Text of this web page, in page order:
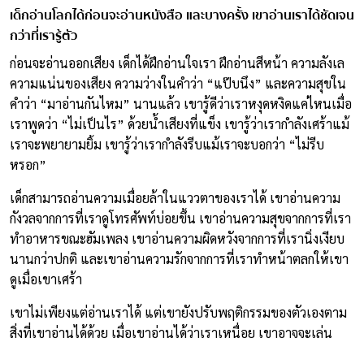
เด็กอ่านโลกได้ก่อนจะอ่านหนังสือ และบางครั้ง เขาอ่านเราได้ชัดเจน
กว่าที่เรารู้ตัว
ก่อนจะอ่านออกเสียง เด็กได้ฝึกอ่านใจเรา ฝึกอ่านสีหน้า ความลังเล
ความแน่นของเสียง ความว่างในคำว่า “แป๊บนึง” และความสุขใน
คำว่า “มาอ่านกันไหม” นานแล้ว เขารู้ดีว่าเราหงุดหงิดแค่ไหนเมื่อ
เราพูดว่า “ไม่เป็นไร” ด้วยน้ำเสียงที่แข็ง เขารู้ว่าเรากำลังเศร้าแม้
เราจะพยายามยิ้ม เขารู้ว่าเรากำลังรีบแม้เราจะบอกว่า “ไม่รีบ
หรอก”
เด็กสามารถอ่านความเมื่อยล้าในแววตาของเราได้ เขาอ่านความ
กังวลจากการที่เราดูโทรศัพท์บ่อยขึ้น เขาอ่านความสุขจากการที่เรา
ทำอาหารขณะฮัมเพลง เขาอ่านความผิดหวังจากการที่เรานิ่งเงียบ
นานกว่าปกติ และเขาอ่านความรักจากการที่เราทำหน้าตลกให้เขา
ดูเมื่อเขาเศร้า
เขาไม่เพียงแต่อ่านเราได้ แต่เขายังปรับพฤติกรรมของตัวเองตาม
สิ่งที่เขาอ่านได้ด้วย เมื่อเขาอ่านได้ว่าเราเหนื่อย เขาอาจจะเล่น